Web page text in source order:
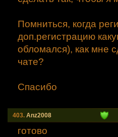
Помниться, когда
доп.регистрацию
обломался), как мне
чате?
Спасибо
403. Anz2008
готово